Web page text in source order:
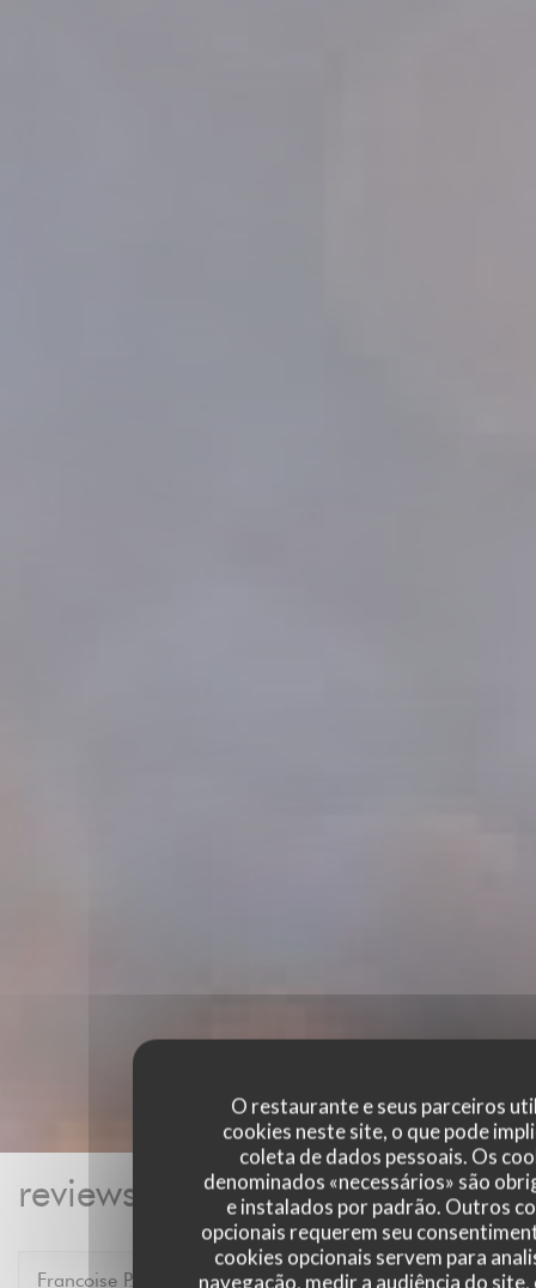
O restaurante e seus parceiros
cookies neste site, o que pode
coleta de dados pessoais. Os
denominados «necessários» são
e instalados por padrão. Outros
opcionais requerem seu
cookies opcionais servem para
navegação, medir a audiência do
Francoise P